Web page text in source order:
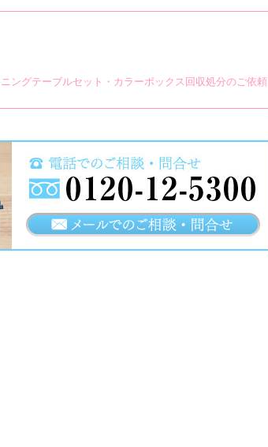
ングテーブルセット・カラーボックス回収処分のご依頼